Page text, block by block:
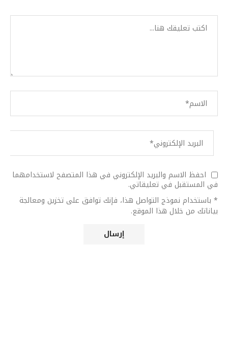
احفظ الاسم والبريد الإلكتروني في هذا المتصفح لاستخدامهما
في المستقبل في تعليقاتي.
* باستخدام نموذج التواصل هذا، فإنك توافق على تخزين ومعالجة
بياناتك من خلال هذا الموقع.